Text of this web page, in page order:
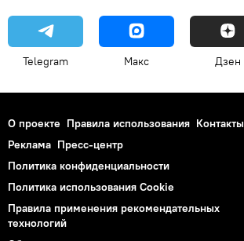
Telegram Макс Дзен
О проекте Правила использования Контакты
Реклама Пресс-центр
Политика конфиденциальности
Политика использования Cookie
Правила применения рекомендательных
технологий